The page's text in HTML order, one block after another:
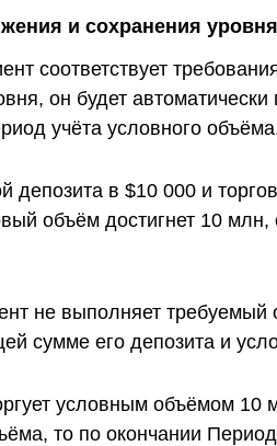
и сохранения уровня
соответствует
он будет
учёта условного
депозита в $10 000 и
объём достигнет 10
не выполняет требуемый
сумме его депозита и
условным объёмом 10
то по окончании